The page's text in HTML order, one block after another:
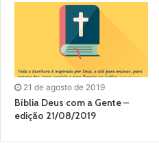
21 de agosto de 2019
Bíblia Deus com a Gente –
edição 21/08/2019